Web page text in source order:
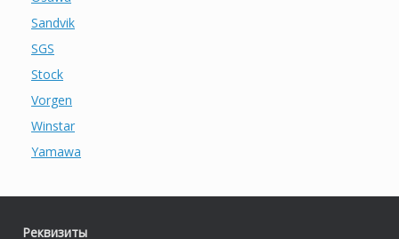
Sandvik
SGS
Stock
Vorgen
Winstar
Yamawa
Реквизиты